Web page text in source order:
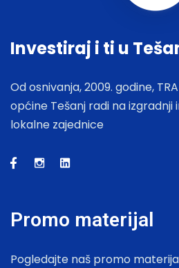
Investiraj i ti u
Od osnivanja, 2009. godine,
općine Tešanj radi na
lokalne zajednice
Promo materijal
Pogledajte naš promo